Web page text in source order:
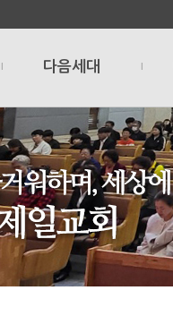
다음세대